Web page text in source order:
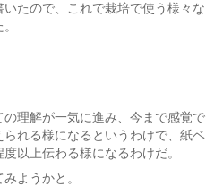
たので、これで栽培で使う様々な
理解が一気に進み、今まで感覚で
れる様になるというわけで、紙ベ
以上伝わる様になるわけだ。
ようかと。